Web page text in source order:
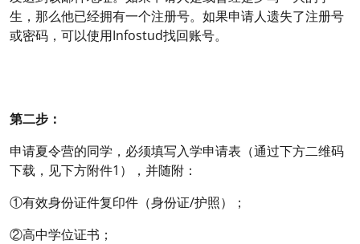
生，那么他已经拥有一个注册号。如果申请人遗失了注册号
或密码，可以使用Infostud找回账号。
第二步：
申请夏令营的同学，必须填写入学申请表（通过下方二维码
下载，见下方附件1），并随附：
①有效身份证件复印件（身份证/护照）；
②高中学位证书；